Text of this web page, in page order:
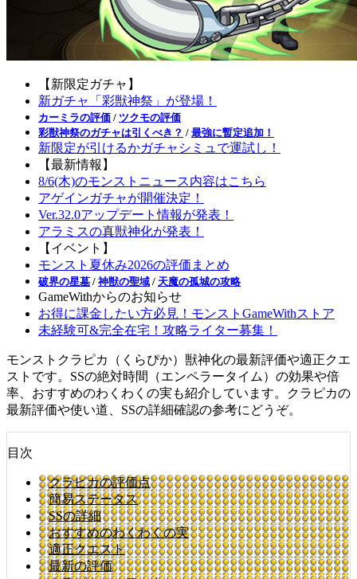
【新限定ガチャ】
新ガチャ「彩獣神祭」が登場！
カーミラの評価 / ツクモの評価
彩獣神祭のガチャは引くべき？ / 最強に暫定追加！
新限定が引けるかガチャシミュで運試し！
【最新情報】
8/6(木)のモンストニュース内容はこちら
アゲインガチャが開催決定！
Ver.32.0アップデート情報が発表！
アラミスの真獣神化が発表！
【イベント】
モンスト夏休み2026の評価まとめ
破界の星墓 / 神獣の聖域 / 天魔の孤城の攻略
GameWithからのお知らせ
お得に課金したい方必見！モンストGameWithストア
未経験可&完全在宅！攻略ライター募集！
モンストクラピカ（くらぴか）獣神化の最新評価や適正クエ
ストです。SSの絶対時間（エンペラータイム）の効果や倍
率、おすすめのわくわくの実も紹介しています。クラピカの
最新評価や使い道、SSの詳細確認の参考にどうぞ。
目次
クラピカの評価点
簡易ステータス
SSの詳細
おすすめのわくわくの実
適正クエスト
最新の評価